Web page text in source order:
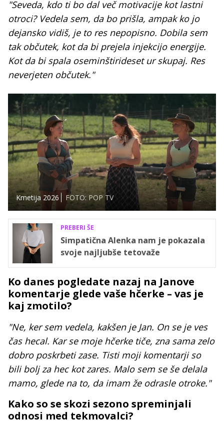
"Seveda, kdo ti bo dal več motivacije kot lastni
otroci? Vedela sem, da bo prišla, ampak ko jo
dejansko vidiš, je to res nepopisno. Dobila sem
tak občutek, kot da bi prejela injekcijo energije.
Kot da bi spala oseminštirideset ur skupaj. Res
neverjeten občutek."
Kmetija 2026 FOTO: POP TV
PREBERI ŠE
Simpatična Alenka nam je pokazala
svoje najljubše tetovaže
Ko danes pogledate nazaj na Janove
komentarje glede vaše hčerke – vas je
kaj zmotilo?
"Ne, ker sem vedela, kakšen je Jan. On se je ves
čas hecal. Kar se moje hčerke tiče, zna sama zelo
dobro poskrbeti zase. Tisti moji komentarji so
bili bolj za hec kot zares. Malo sem se še delala
mamo, glede na to, da imam že odrasle otroke."
Kako so se skozi sezono spreminjali
odnosi med tekmovalci?